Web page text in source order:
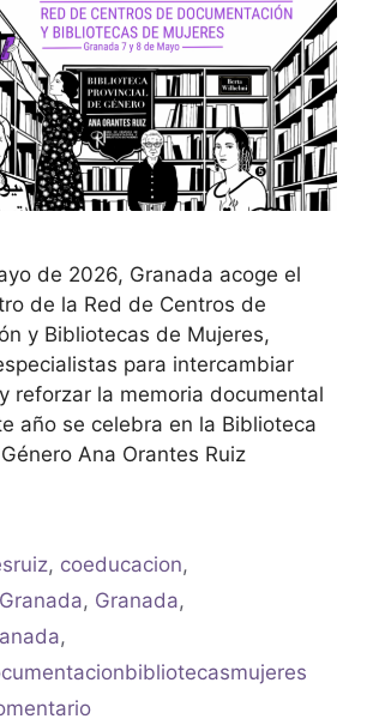
de 2026, Granada acoge el
de la Red de Centros de
y Bibliotecas de Mujeres,
para intercambiar
reforzar la memoria documental
año se celebra en la Biblioteca
Ana Orantes Ruiz
, coeducacion,
, Granada,
,